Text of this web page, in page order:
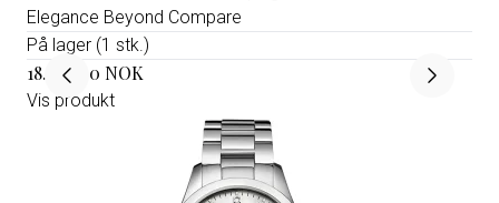
Elegance Beyond Compare
På lager (1 stk.)
18.350,00 NOK
Vis produkt